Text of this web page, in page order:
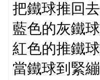
把鐵球推回
藍色的灰鐵
紅色的推鐵
當鐵球到緊